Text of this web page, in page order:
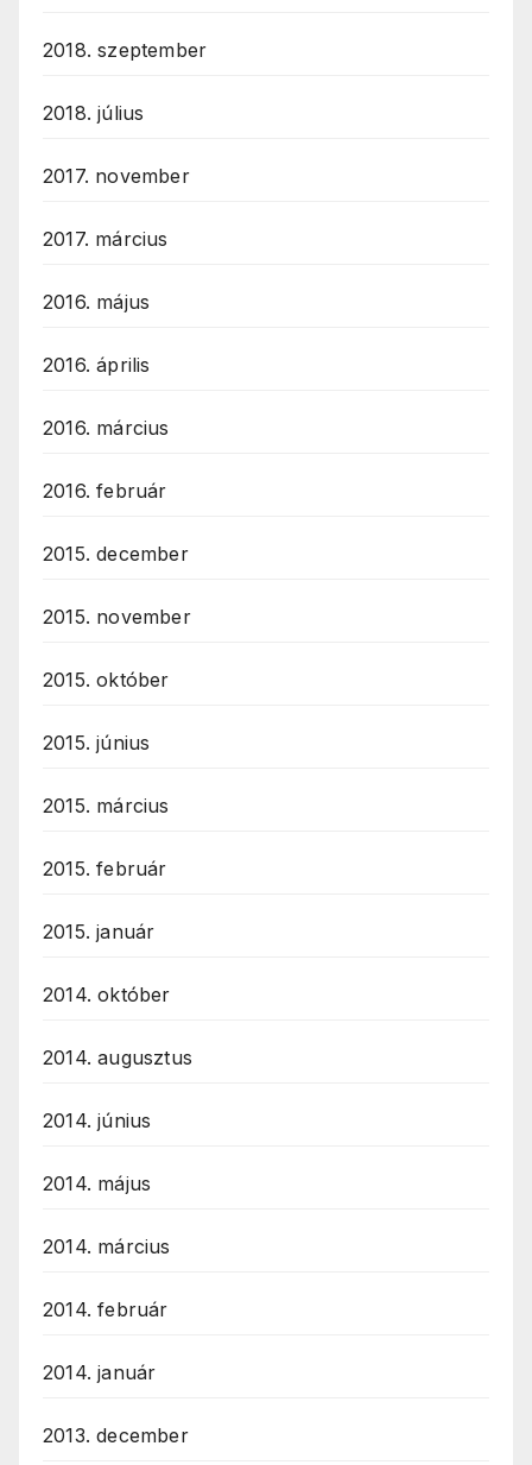
2018. szeptember
2018. július
2017. november
2017. március
2016. május
2016. április
2016. március
2016. február
2015. december
2015. november
2015. október
2015. június
2015. március
2015. február
2015. január
2014. október
2014. augusztus
2014. június
2014. május
2014. március
2014. február
2014. január
2013. december